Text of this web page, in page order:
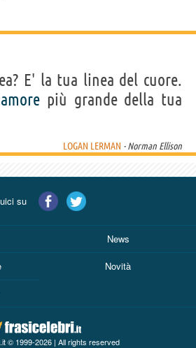
E' la tua linea del cuore.
amore più grande della tua
LOGAN LERMAN - Norman Ellison
su
News
Novità
© 1999-2026 | All rights reserved